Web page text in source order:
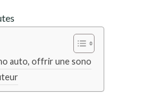
auto, offrir une sono